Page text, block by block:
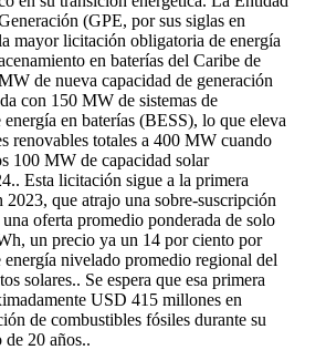
(GPE, por sus siglas en
mayor licitación obligatoria de energía
en baterías del Caribe de
de nueva capacidad de generación
con 150 MW de sistemas de
energía en baterías (BESS), lo que eleva
renovables totales a 400 MW cuando
100 MW de capacidad solar
. Esta licitación sigue a la primera
2023, que atrajo una sobre-suscripción
oferta promedio ponderada de solo
un precio ya un 14 por ciento por
energía nivelado promedio regional del
solares.. Se espera que esa primera
USD 415 millones en
de combustibles fósiles durante su
de 20 años..